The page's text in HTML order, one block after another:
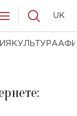
КУЛЬТУРА
UK